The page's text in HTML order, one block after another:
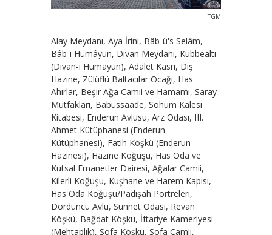
TGM
Alay Meydanı, Aya İrini, Bâb-ü's Selâm,
Bâb-ı Hümâyun, Divan Meydanı, Kubbealtı
(Divan-ı Hümayun), Adalet Kasrı, Dış
Hazine, Zülüflü Baltacılar Ocağı, Has
Ahırlar, Beşir Ağa Camii ve Hamamı, Saray
Mutfakları, Babüssaade, Sohum Kalesi
Kitabesi, Enderun Avlusu, Arz Odası, III.
Ahmet Kütüphanesi (Enderun
Kütüphanesi), Fatih Köşkü (Enderun
Hazinesi), Hazine Koğuşu, Has Oda ve
Kutsal Emanetler Dairesi, Ağalar Camii,
Kilerli Koğuşu, Kuşhane ve Harem Kapısı,
Has Oda Koğuşu/Padişah Portreleri,
Dördüncü Avlu, Sünnet Odası, Revan
Köşkü, Bağdat Köşkü, İftariye Kameriyesi
(Mehtaplık), Sofa Köşkü, Sofa Camii,